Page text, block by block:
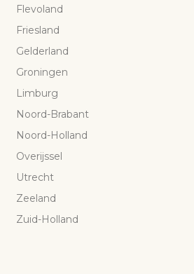
Flevoland
Friesland
Gelderland
Groningen
Limburg
Noord-Brabant
Noord-Holland
Overijssel
Utrecht
Zeeland
Zuid-Holland